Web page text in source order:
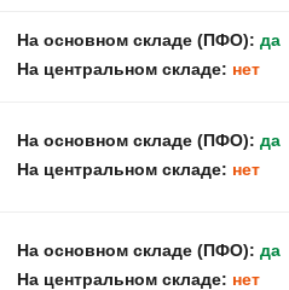
На основном складе (ПФО): да
На центральном складе: нет
На основном складе (ПФО): да
На центральном складе: нет
На основном складе (ПФО): да
На центральном складе: нет